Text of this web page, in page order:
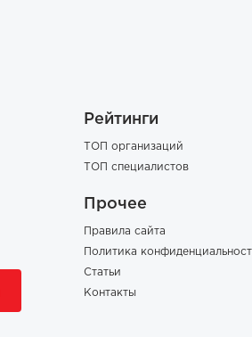
Рейтинги
ТОП организаций
ТОП специалистов
Прочее
Правила сайта
Политика
Статьи
Контакты